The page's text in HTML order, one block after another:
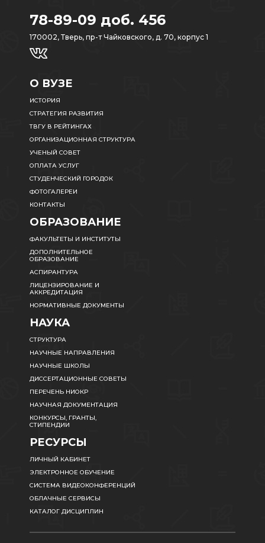
78-89-09 доб. 456
170002, Тверь, пр-т Чайковского, д. 70, корпус 1
О ВУЗЕ
ИСТОРИЯ
СТРАТЕГИЯ РАЗВИТИЯ
ТВГУ В РЕЙТИНГАХ
ОРГАНИЗАЦИОННАЯ СТРУКТУРА
УЧЕНЫЙ СОВЕТ
ОПЛАТА УСЛУГ
СТУДЕНЧЕСКИЙ ГОРОДОК
ФОТОГАЛЕРЕИ
КОНТАКТЫ
ОБРАЗОВАНИЕ
ФАКУЛЬТЕТЫ И ИНСТИТУТЫ
ДОПОЛНИТЕЛЬНОЕ
ОБРАЗОВАНИЕ
АСПИРАНТУРА
ЛИЦЕНЗИРОВАНИЕ И
АККРЕДИТАЦИЯ
НОРМАТИВНЫЕ ДОКУМЕНТЫ
НАУКА
СТРУКТУРА
НАУЧНЫЕ НАПРАВЛЕНИЯ
НАУЧНЫЕ ШКОЛЫ
ДИССЕРТАЦИОННЫЕ СОВЕТЫ
ПЕРЕЧЕНЬ НИОКР
НАУЧНАЯ ДОКУМЕНТАЦИЯ
КОНКУРСЫ, ГРАНТЫ,
СТИПЕНДИИ
РЕСУРСЫ
ЛИЧНЫЙ КАБИНЕТ
ЭЛЕКТРОННОЕ ОБУЧЕНИЕ
СИСТЕМА ВИДЕОКОНФЕРЕНЦИЙ
ОБЛАЧНЫЕ СЕРВИСЫ
КАТАЛОГ ДИСЦИПЛИН